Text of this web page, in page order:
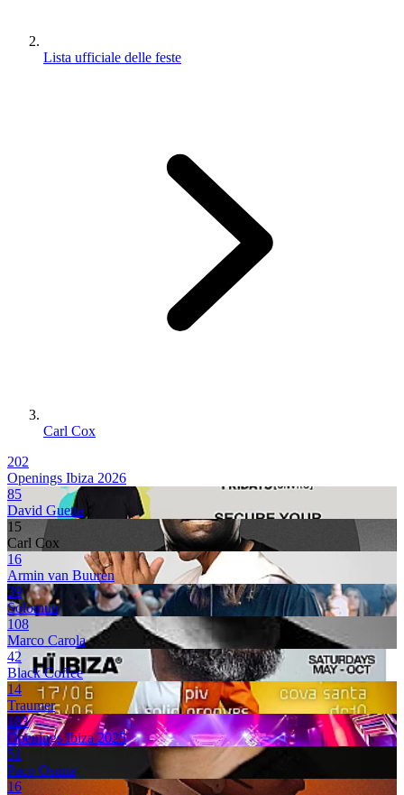
Lista ufficiale delle feste
Carl Cox
202
Openings Ibiza 2026
85
David Guetta
15
Carl Cox
16
Armin van Buuren
39
Solomun
108
Marco Carola
42
Black Coffee
14
Traumer
183
Openings Ibiza 2025
51
Paco Osuna
16